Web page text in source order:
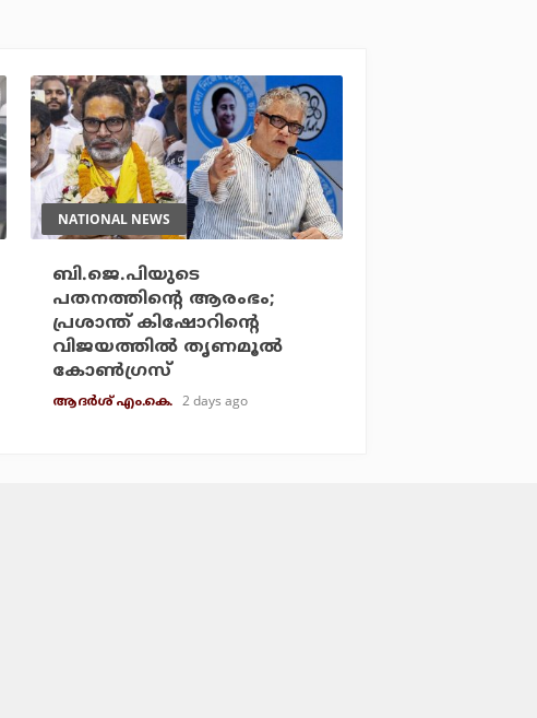
NATIONAL NEWS
ബി.ജെ.പിയുടെ
പതനത്തിന്റെ ആരംഭം;
പ്രശാന്ത് കിഷോറിന്റെ
വിജയത്തില്‍ തൃണമൂല്‍
കോണ്‍ഗ്രസ്
ആദർശ് എം.കെ. 2 days ago